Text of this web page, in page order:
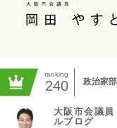
ranking
240 政治家
大阪市会議
ルブログ